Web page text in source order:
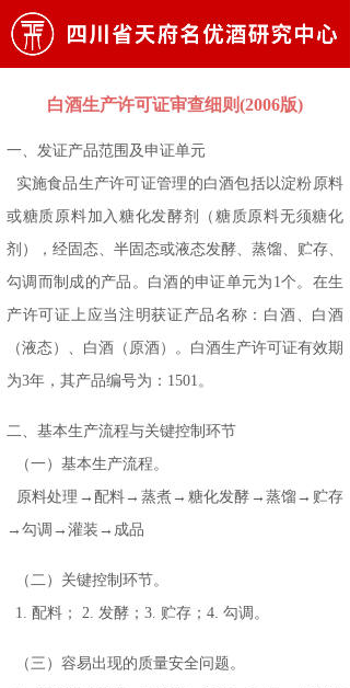
白酒生产许可证审查细则(2006版)
一、发证产品范围及申证单元
实施食品生产许可证管理的白酒包括以淀粉原料
或糖质原料加入糖化发酵剂（糖质原料无须糖化
剂），经固态、半固态或液态发酵、蒸馏、贮存、
勾调而制成的产品。白酒的申证单元为1个。在生
产许可证上应当注明获证产品名称：白酒、白酒
（液态）、白酒（原酒）。白酒生产许可证有效期
为3年，其产品编号为：1501。
二、基本生产流程与关键控制环节
（一）基本生产流程。
原料处理→配料→蒸煮→糖化发酵→蒸馏→贮存
→勾调→灌装→成品
（二）关键控制环节。
1. 配料； 2. 发酵；3. 贮存；4. 勾调。
（三）容易出现的质量安全问题。